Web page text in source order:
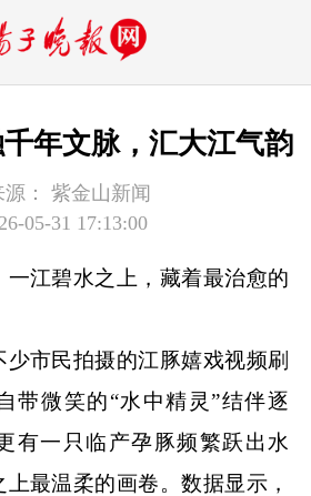
年文脉，汇大江气韵
：
紫金山新闻
05-31 17:13:00
江碧水之上，藏着最治愈的
市民拍摄的江豚嬉戏视频刷
带微笑的“水中精灵”结伴逐
有一只临产孕豚频繁跃出水
最温柔的画卷。数据显示，